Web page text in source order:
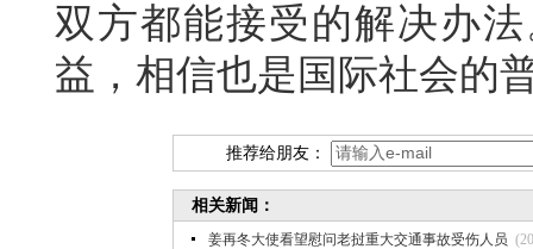
双方都能接受的解决办
益，相信也是国际社会的
推荐给朋友：
相关新闻：
姜再冬大使看望慰问老挝重大交通事故受伤人员